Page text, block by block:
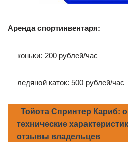
Аренда спортинвентаря:
— коньки: 200 рублей/час
— ледяной каток: 500 рублей/час
Тойота Спринтер Кариб:
технические
отзывы владельцев